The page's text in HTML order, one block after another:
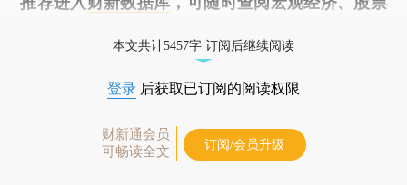
本文共计5457字 订阅后继续阅读
登录 后获取已订阅的阅读权限
财新通会员
可畅读全文
订阅/会员升级